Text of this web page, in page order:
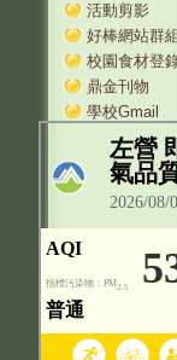
活動剪影
好棒網站群組
校園食材登
鼎金刊物
學校Gmail